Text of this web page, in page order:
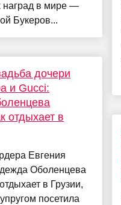
наград в мире —
Букеров...
дочери
и Gucci:
отдыхает в
Евгения
Оболенцева
в Грузии,
посетила